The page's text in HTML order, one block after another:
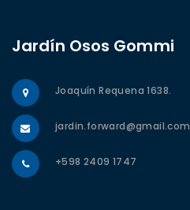
Jardín Osos Gommi
Joaquín Requena 1638.
jardin.forward@gmail.com
+598 2409 1747